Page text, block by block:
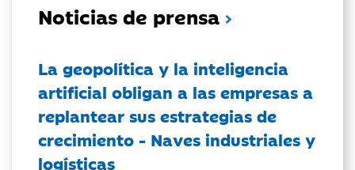
Noticias de prensa
La geopolítica y la inteligencia
artificial obligan a las empresas a
replantear sus estrategias de
crecimiento - Naves industriales y
logísticas